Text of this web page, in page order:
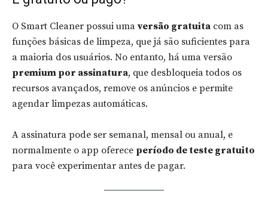
O Smart Cleaner possui uma versão gratuita com as
funções básicas de limpeza, que já são suficientes para
a maioria dos usuários. No entanto, há uma versão
premium por assinatura, que desbloqueia todos os
recursos avançados, remove os anúncios e permite
agendar limpezas automáticas.
A assinatura pode ser semanal, mensal ou anual, e
normalmente o app oferece período de teste gratuito
para você experimentar antes de pagar.